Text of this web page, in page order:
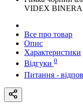
VIDEX BINERA
Все про товар
Опис
Характеристики
Відгуки 0
Питання -